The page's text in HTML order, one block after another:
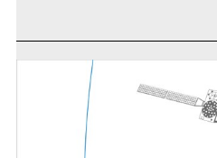
Herausforderungen.